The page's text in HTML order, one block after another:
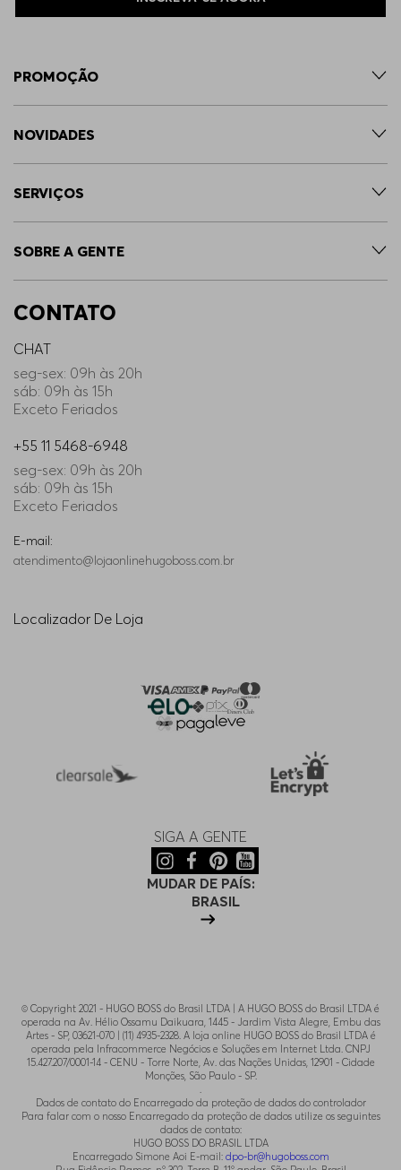
PROMOÇÃO
NOVIDADES
SERVIÇOS
SOBRE A GENTE
CONTATO
CHAT
seg-sex: 09h às 20h
sáb: 09h às 15h
Exceto Feriados
+55 11 5468-6948
seg-sex: 09h às 20h
sáb: 09h às 15h
Exceto Feriados
E-mail:
atendimento@lojaonlinehugoboss.com.br
Localizador De Loja
SIGA A GENTE
MUDAR DE PAÍS:
BRASIL
© Copyright 2021 - HUGO BOSS do Brasil LTDA | A HUGO BOSS do Brasil LTDA é
operada na Av. Hélio Ossamu Daikuara, 1445 - Jardim Vista Alegre, Embu das
Artes - SP, 03621-070 | (11) 4935-2328. A loja online HUGO BOSS do Brasil LTDA é
operada pela Infracommerce Negócios e Soluções em Internet Ltda. CNPJ
15.427.207/0001-14 - CENU - Torre Norte, Av. das Nações Unidas, 12901 - Cidade
Monções, São Paulo - SP.
.
Dados de contato do Encarregado da proteção de dados do controlador
Para falar com o nosso Encarregado da proteção de dados utilize os seguintes
dados de contato:
HUGO BOSS DO BRASIL LTDA
Encarregado Simone Aoi E-mail: dpo-br@hugoboss.com